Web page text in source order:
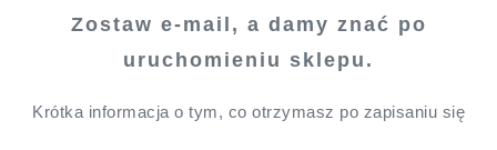
Zostaw e-mail, a damy znać po
uruchomieniu sklepu.
Krótka informacja o tym, co otrzymasz po zapisaniu się